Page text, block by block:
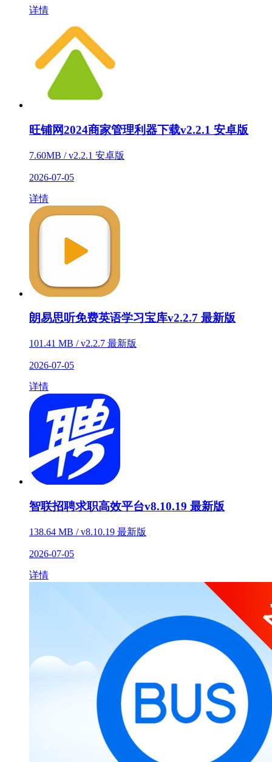
详情
旺铺网2024商家管理利器下载v2.2.1 安卓版
7.60MB / v2.2.1 安卓版
2026-07-05
详情
朗易思听免费英语学习宝库v2.2.7 最新版
101.41 MB / v2.2.7 最新版
2026-07-05
详情
智联招聘求职高效平台v8.10.19 最新版
138.64 MB / v8.10.19 最新版
2026-07-05
详情